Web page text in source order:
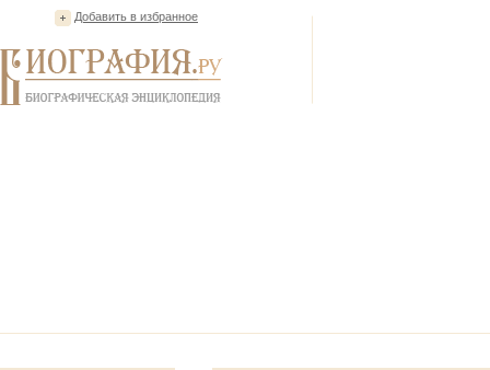
Добавить в избранное